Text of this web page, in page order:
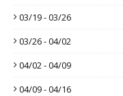
03/19 - 03/26
03/26 - 04/02
04/02 - 04/09
04/09 - 04/16